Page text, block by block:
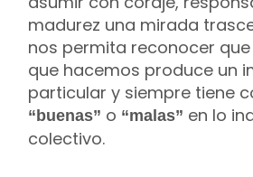
madurez una mirada
nos permita reconocer
que hacemos produce un
particular y siempre tiene
“buenas” o “malas” en lo
colectivo.